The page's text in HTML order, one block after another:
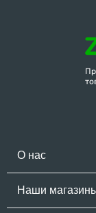
О нас
Наши